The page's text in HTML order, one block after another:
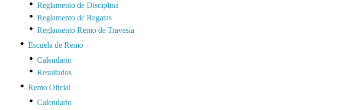
Reglamento de Disciplina
Reglamento de Regatas
Reglamento Remo de Travesía
Escuela de Remo
Calendario
Resultados
Remo Oficial
Calendario